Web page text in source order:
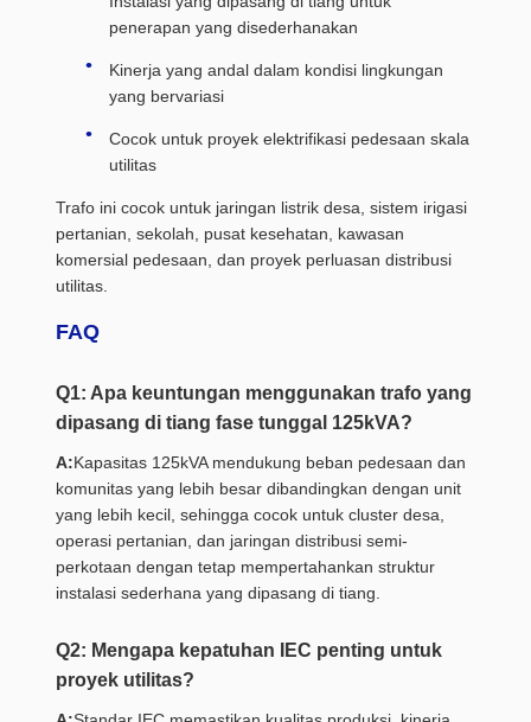
penerapan yang disederhanakan
Kinerja yang andal dalam kondisi lingkungan
yang bervariasi
Cocok untuk proyek elektrifikasi pedesaan skala
utilitas
Trafo ini cocok untuk jaringan listrik desa, sistem irigasi
pertanian, sekolah, pusat kesehatan, kawasan
komersial pedesaan, dan proyek perluasan distribusi
utilitas.
FAQ
Q1: Apa keuntungan menggunakan trafo yang
dipasang di tiang fase tunggal 125kVA?
A:Kapasitas 125kVA mendukung beban pedesaan dan
komunitas yang lebih besar dibandingkan dengan unit
yang lebih kecil, sehingga cocok untuk cluster desa,
operasi pertanian, dan jaringan distribusi semi-
perkotaan dengan tetap mempertahankan struktur
instalasi sederhana yang dipasang di tiang.
Q2: Mengapa kepatuhan IEC penting untuk
proyek utilitas?